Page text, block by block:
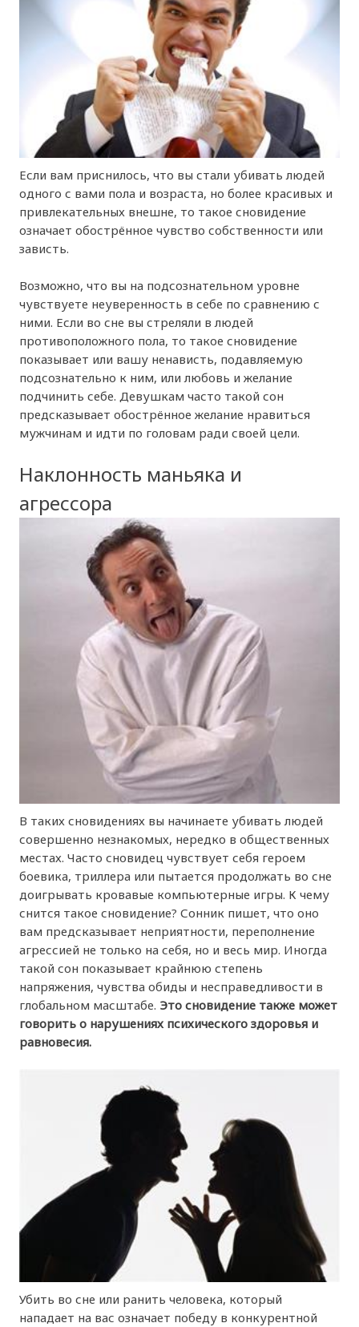
Если вам приснилось, что вы стали убивать людей
одного с вами пола и возраста, но более красивых и
привлекательных внешне, то такое сновидение
означает обострённое чувство собственности или
зависть.
Возможно, что вы на подсознательном уровне
чувствуете неуверенность в себе по сравнению с
ними. Если во сне вы стреляли в людей
противоположного пола, то такое сновидение
показывает или вашу ненависть, подавляемую
подсознательно к ним, или любовь и желание
подчинить себе. Девушкам часто такой сон
предсказывает обострённое желание нравиться
мужчинам и идти по головам ради своей цели.
Наклонность маньяка и
агрессора
В таких сновидениях вы начинаете убивать людей
совершенно незнакомых, нередко в общественных
местах. Часто сновидец чувствует себя героем
боевика, триллера или пытается продолжать во сне
доигрывать кровавые компьютерные игры. К чему
снится такое сновидение? Сонник пишет, что оно
вам предсказывает неприятности, переполнение
агрессией не только на себя, но и весь мир. Иногда
такой сон показывает крайнюю степень
напряжения, чувства обиды и несправедливости в
глобальном масштабе. Это сновидение также может
говорить о нарушениях психического здоровья и
равновесия.
Убить во сне или ранить человека, который
нападает на вас означает победу в конкурентной